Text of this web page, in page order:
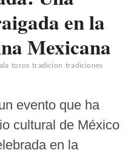
en la
Mexicana
toros tradicion tradiciones
evento que ha
cultural de México
en la